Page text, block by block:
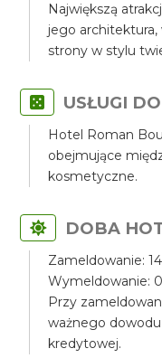
Największą
jego
strony w stylu
USŁUGI
Hotel Roman
obejmujące
kosmetyczne.
DOBA
Zameldowanie:
Wymeldowanie:
Przy
ważnego
kredytowej.